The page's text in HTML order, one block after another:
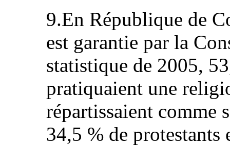
9.En République de
est garantie par la
statistique de 2005,
pratiquaient une
répartissaient comme
34,5 % de protestants